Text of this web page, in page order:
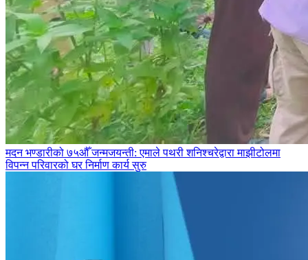
मदन भण्डारीको ७५औँ जन्मजयन्ती: एमाले पथरी शनिश्चरेद्वारा माझीटोलमा
विपन्न परिवारको घर निर्माण कार्य सुरु